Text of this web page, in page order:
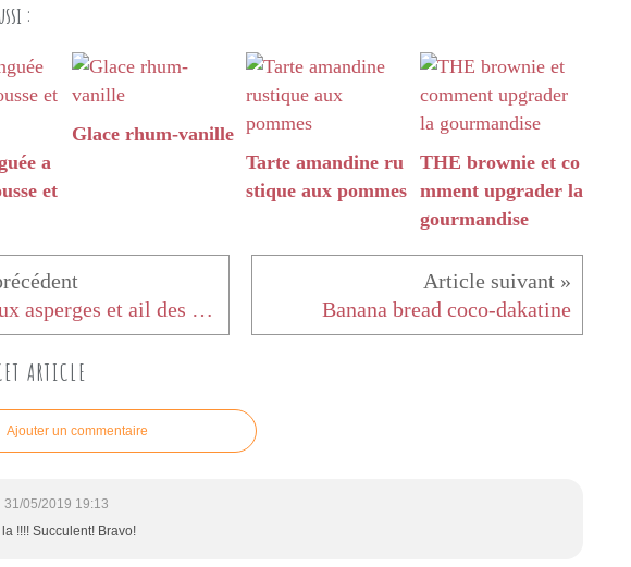
:
a
et
Glace rhum-vanille
Tarte amandine ru
stique aux pommes
THE brownie et co
mment upgrader la
gourmandise
linguine aux asperges et ail des ours Banana bread coco-dakatine
ARTICLE
Ajouter un commentaire
31/05/2019 19:13
!!!! Succulent! Bravo!